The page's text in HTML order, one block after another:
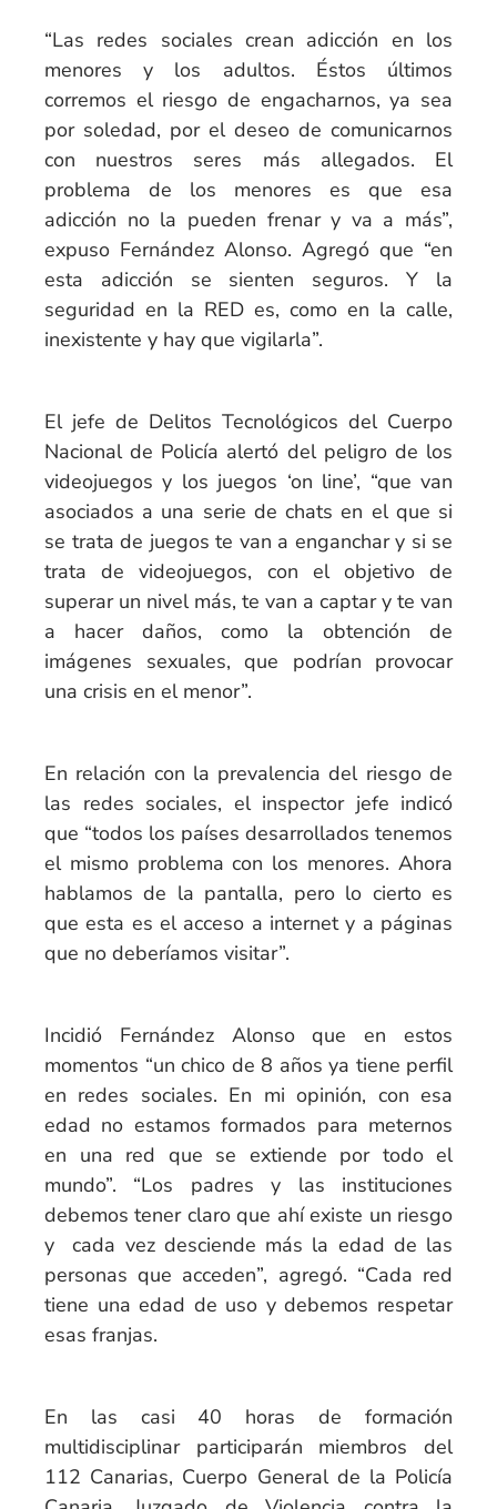
“Las redes sociales crean adicción en los
menores y los adultos. Éstos últimos
corremos el riesgo de engacharnos, ya sea
por soledad, por el deseo de comunicarnos
con nuestros seres más allegados. El
problema de los menores es que esa
adicción no la pueden frenar y va a más”,
expuso Fernández Alonso. Agregó que “en
esta adicción se sienten seguros. Y la
seguridad en la RED es, como en la calle,
inexistente y hay que vigilarla”.
El jefe de Delitos Tecnológicos del Cuerpo
Nacional de Policía alertó del peligro de los
videojuegos y los juegos ‘on line’, “que van
asociados a una serie de chats en el que si
se trata de juegos te van a enganchar y si se
trata de videojuegos, con el objetivo de
superar un nivel más, te van a captar y te van
a hacer daños, como la obtención de
imágenes sexuales, que podrían provocar
una crisis en el menor”.
En relación con la prevalencia del riesgo de
las redes sociales, el inspector jefe indicó
que “todos los países desarrollados tenemos
el mismo problema con los menores. Ahora
hablamos de la pantalla, pero lo cierto es
que esta es el acceso a internet y a páginas
que no deberíamos visitar”.
Incidió Fernández Alonso que en estos
momentos “un chico de 8 años ya tiene perfil
en redes sociales. En mi opinión, con esa
edad no estamos formados para meternos
en una red que se extiende por todo el
mundo”. “Los padres y las instituciones
debemos tener claro que ahí existe un riesgo
y cada vez desciende más la edad de las
personas que acceden”, agregó. “Cada red
tiene una edad de uso y debemos respetar
esas franjas.
En las casi 40 horas de formación
multidisciplinar participarán miembros del
112 Canarias, Cuerpo General de la Policía